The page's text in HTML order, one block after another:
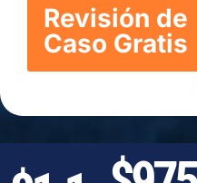
Revisión de
Caso Gratis